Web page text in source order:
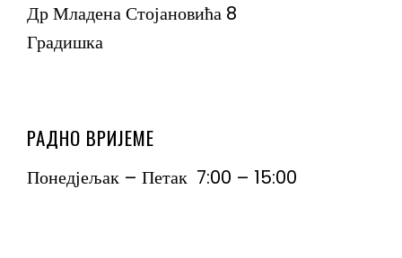
Др Младена Стојановића 8
Градишка
РАДНО ВРИЈЕМЕ
Понедјељак – Петак 7:00 – 15:00